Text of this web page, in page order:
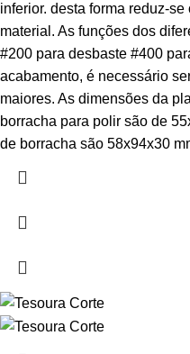
inferior. desta forma reduz-
material. As funções dos
#200 para desbaste #400
acabamento, é necessário
maiores. As dimensões da
borracha para polir são de
de borracha são 58x94x30